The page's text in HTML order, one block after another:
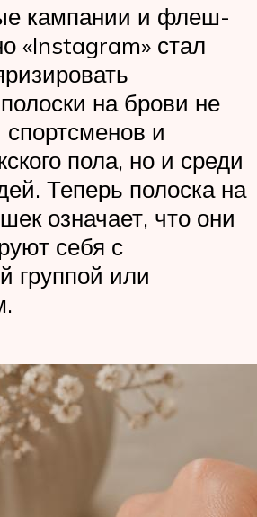
кампании и флеш-
«Instagram» стал
на брови не
спортсменов и
пола, но и среди
Теперь полоска на
означает, что они
себя с
группой или